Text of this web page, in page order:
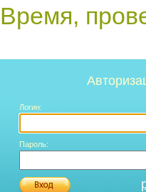
Логин:
Пароль: